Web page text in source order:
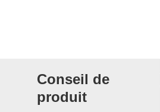
Conseil de
produit